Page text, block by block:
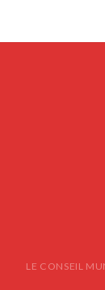
LE CONSEIL